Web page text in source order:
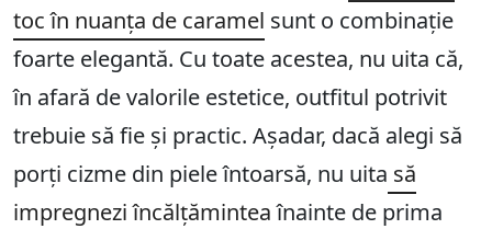
toc în nuanța de caramel sunt o combinație
foarte elegantă. Cu toate acestea, nu uita că,
în afară de valorile estetice, outfitul potrivit
trebuie să fie și practic. Așadar, dacă alegi să
porți cizme din piele întoarsă, nu uita să
impregnezi încălțăminteaînainte de prima